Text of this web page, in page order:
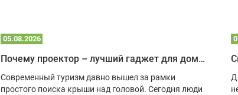
05.08.2026
Почему проектор – лучший гаджет для домика в глэмпинге
Современный туризм давно вышел за рамки
простого поиска крыши над головой. Сегодня люди